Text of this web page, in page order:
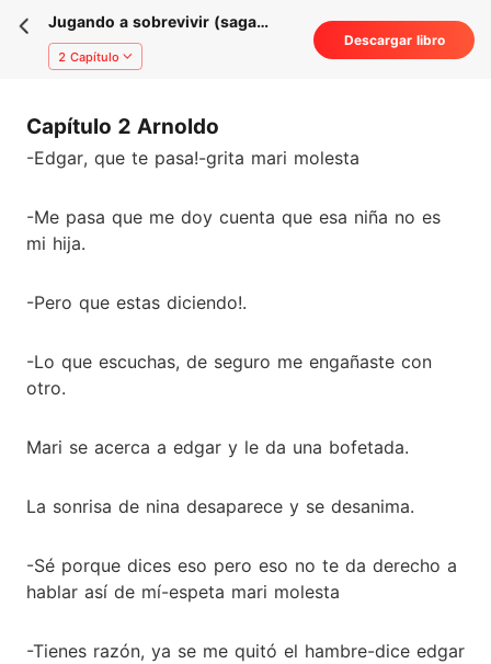
Jugando a sobrevivir (saga
nuestra venganza I)
2 Capítulo
Descargar libro
Capítulo 2 Arnoldo
-Edgar, que te pasa!-grita mari molesta
-Me pasa que me doy cuenta que esa niña no es
mi hija.
-Pero que estas diciendo!.
-Lo que escuchas, de seguro me engañaste con
otro.
Mari se acerca a edgar y le da una bofetada.
La sonrisa de nina desaparece y se desanima.
-Sé porque dices eso pero eso no te da derecho a
hablar así de mí-espeta mari molesta
-Tienes razón, ya se me quitó el hambre-dice edgar